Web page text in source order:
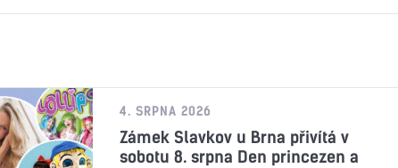
4. SRPNA 2026
Zámek Slavkov u Brna přivítá v
sobotu 8. srpna Den princezen a